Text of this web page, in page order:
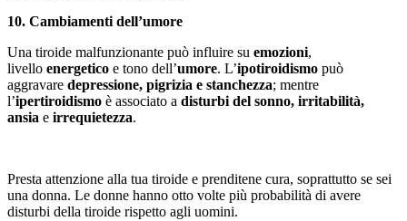
10. Cambiamenti dell’umore
Una tiroide malfunzionante può influire su emozioni,
livello energetico e tono dell’umore. L’ipotiroidismo può
aggravare depressione, pigrizia e stanchezza; mentre
l’ipertiroidismo è associato a disturbi del sonno, irritabilità,
ansia e irrequietezza.
Presta attenzione alla tua tiroide e prenditene cura, soprattutto se sei
una donna. Le donne hanno otto volte più probabilità di avere
disturbi della tiroide rispetto agli uomini.